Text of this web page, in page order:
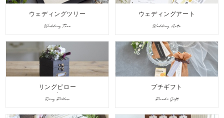
ウェディングツリー
Wedding Tree
ウェディングアート
Wedding Arts
リングピロー
Ring Pillow
プチギフト
Puchi Gift